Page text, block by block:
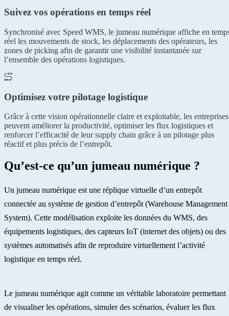
Suivez vos opérations en temps réel
Synchronisé avec Speed WMS, le jumeau numérique affiche en
réel les mouvements de stock, les déplacements des opérateurs, les
zones de picking afin de garantir une visibilité instantanée sur
l’ensemble des opérations logistiques.
Optimisez votre pilotage logistique
Grâce à cette vision opérationnelle claire et exploitable, les entreprises
peuvent améliorer la productivité, optimiser les flux logistiques et
renforcer l’efficacité de leur supply chain grâce à un pilotage plus
réactif et plus précis de l’entrepôt.
Qu’est-ce qu’un jumeau numérique ?
Un jumeau numérique est une réplique virtuelle d’un entrepôt
connectée au système de gestion d’entrepôt (Warehouse Management
System). Cette modélisation exploite les données du WMS, des
équipements logistiques, des capteurs IoT (internet des objets) ou des
systèmes automatisés afin de reproduire virtuellement l’activité
logistique en temps réel.
Le jumeau numérique agit comme un véritable laboratoire permettant
de visualiser les opérations, simuler des scénarios, évaluer les flux